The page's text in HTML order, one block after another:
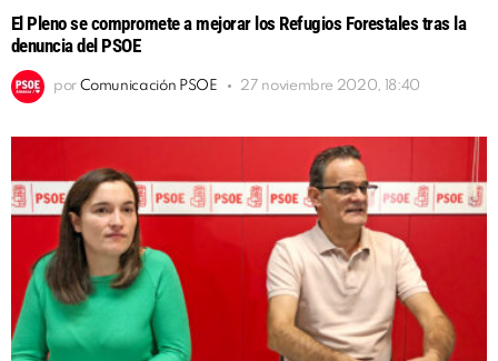
El Pleno se compromete a mejorar los Refugios Forestales tras la
denuncia del PSOE
por Comunicación PSOE 27 noviembre 2020, 18:40